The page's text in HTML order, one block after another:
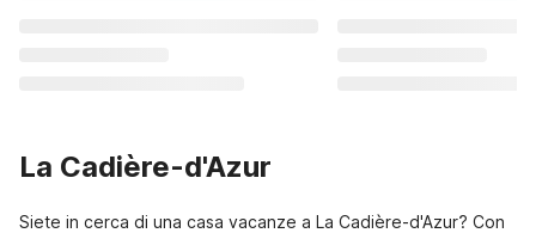
La Cadière-d'Azur
Siete in cerca di una casa vacanze a La Cadière-d'Azur? Con